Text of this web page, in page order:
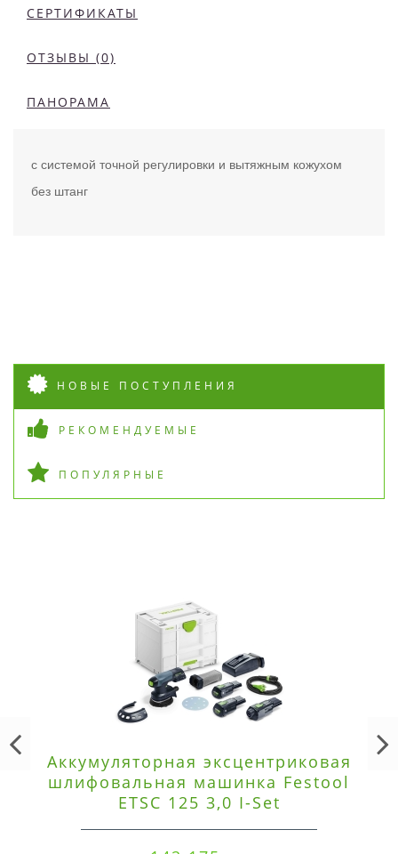
СЕРТИФИКАТЫ
ОТЗЫВЫ (0)
ПАНОРАМА
с системой точной регулировки и вытяжным кожухом
без штанг
НОВЫЕ ПОСТУПЛЕНИЯ
РЕКОМЕНДУЕМЫЕ
ПОПУЛЯРНЫЕ
Аккумуляторная эксцентриковая
шлифовальная машинка Festool
ETSC 125 3,0 I-Set